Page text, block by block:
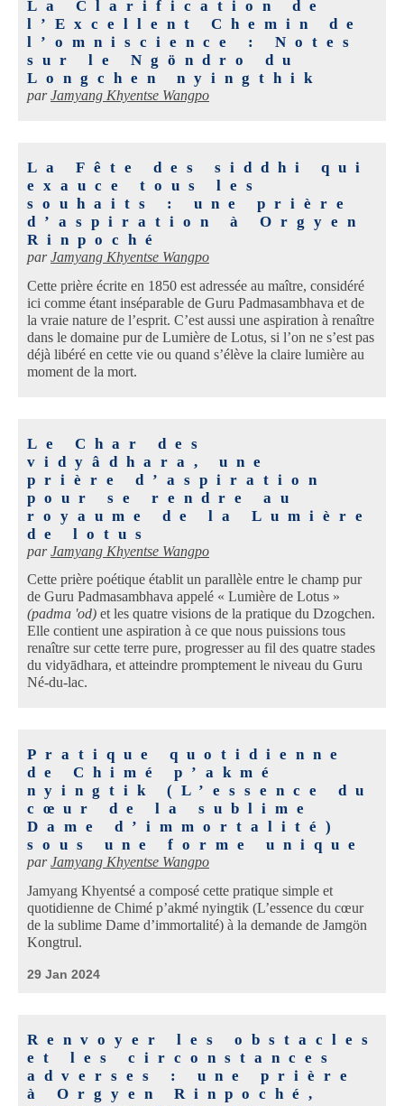
La Clarification de
l’Excellent Chemin de
l’omniscience : Notes
sur le Ngöndro du
Longchen nyingthik
parJamyang Khyentse Wangpo
La Fête des siddhi qui
exauce tous les
souhaits : une prière
d’aspiration à Orgyen
Rinpoché
parJamyang Khyentse Wangpo
Cette prière écrite en 1850 est adressée au maître, considéré
ici comme étant inséparable de Guru Padmasambhava et de
la vraie nature de l’esprit. C’est aussi une aspiration à renaître
dans le domaine pur de Lumière de Lotus, si l’on ne s’est pas
déjà libéré en cette vie ou quand s’élève la claire lumière au
moment de la mort.
Le Char des
vidyâdhara, une
prière d’aspiration
pour se rendre au
royaume de la Lumière
de lotus
parJamyang Khyentse Wangpo
Cette prière poétique établit un parallèle entre le champ pur
de Guru Padmasambhava appelé « Lumière de Lotus »
(padma 'od) et les quatre visions de la pratique du Dzogchen.
Elle contient une aspiration à ce que nous puissions tous
renaître sur cette terre pure, progresser au fil des quatre stades
du vidyādhara, et atteindre promptement le niveau du Guru
Né-du-lac.
Pratique quotidienne
de Chimé p’akmé
nyingtik (L’essence du
cœur de la sublime
Dame d’immortalité)
sous une forme unique
parJamyang Khyentse Wangpo
Jamyang Khyentsé a composé cette pratique simple et
quotidienne de Chimé p’akmé nyingtik (L’essence du cœur
de la sublime Dame d’immortalité) à la demande de Jamgön
Kongtrul.
29 Jan 2024
Renvoyer les obstacles
et les circonstances
adverses : une prière
à Orgyen Rinpoché,